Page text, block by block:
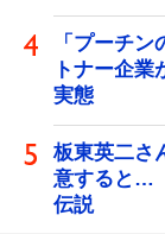
「プーチ
トナー企
実態
板東英二さ
意すると…
伝説